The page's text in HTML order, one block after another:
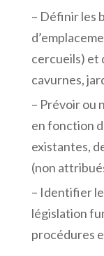
– Définir les
cercueils) et
cavurnes,
– Prévoir ou
en fonction
existantes,
(non
– Identifier
législation
procédures